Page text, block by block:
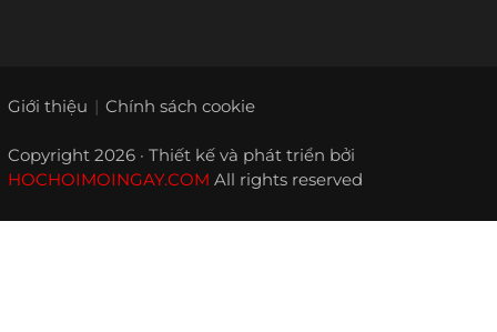
Giới thiệu Chính sách cookie
Copyright 2026 · Thiết kế và phát triển bởi
HOCHOIMOINGAY.COM All rights reserved